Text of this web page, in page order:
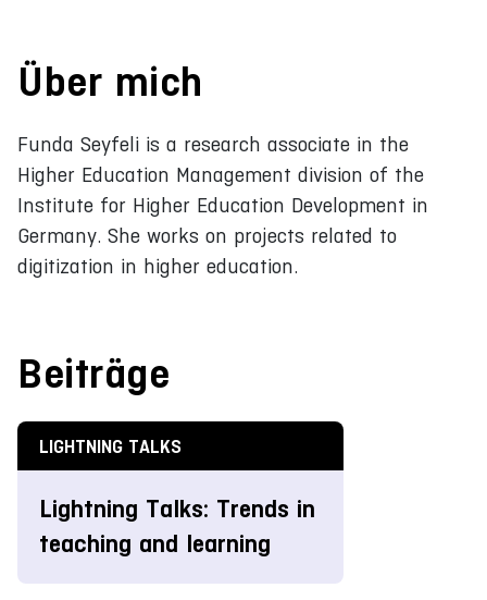
Über mich
Funda Seyfeli is a research associate in the
Higher Education Management division of the
Institute for Higher Education Development in
Germany. She works on projects related to
digitization in higher education.
Beiträge
LIGHTNING TALKS
Lightning Talks: Trends in
teaching and learning